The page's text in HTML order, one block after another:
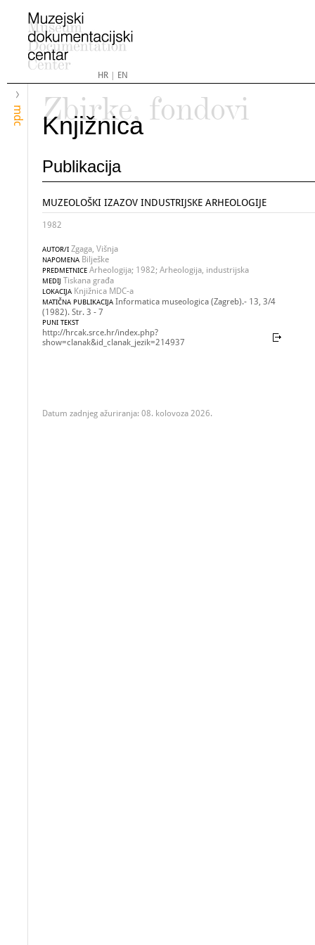
HR| EN
mdc
Zbirke, fondovi
Knjižnica
Publikacija
MUZEOLOŠKI IZAZOV INDUSTRIJSKE ARHEOLOGIJE
1982
AUTOR/I Zgaga, Višnja
NAPOMENA Bilješke
PREDMETNICE Arheologija; 1982; Arheologija, industrijska
MEDIJ Tiskana građa
LOKACIJA Knjižnica MDC-a
MATIČNA PUBLIKACIJA Informatica museologica (Zagreb).- 13, 3/4
(1982). Str. 3 - 7
PUNI TEKST
http://hrcak.srce.hr/index.php?
show=clanak&id_clanak_jezik=214937
Datum zadnjeg ažuriranja: 08. kolovoza 2026.